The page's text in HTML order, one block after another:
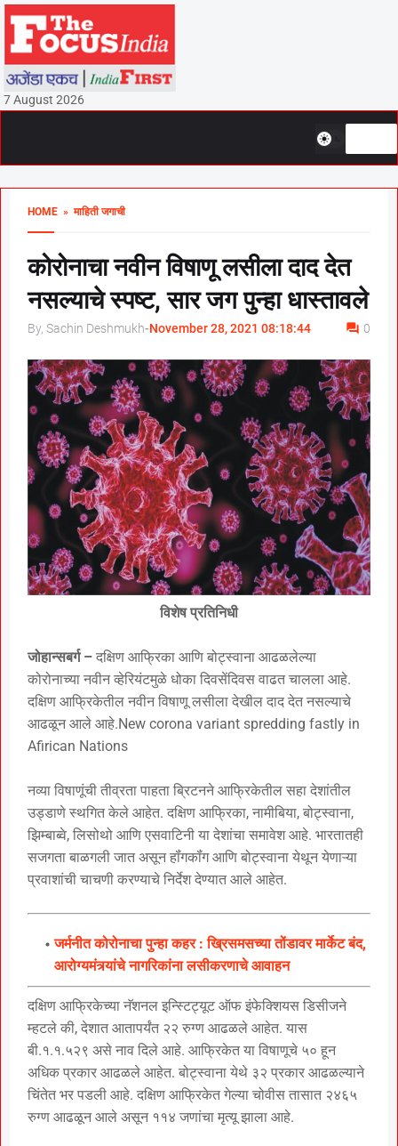
7 August 2026
HOME » माहिती जगाची
कोरोनाचा नवीन विषाणू लसीला दाद देत
नसल्याचे स्पष्ट, सार जग पुन्हा धास्तावले
By, Sachin Deshmukh-November 28, 2021 08:18:44 0
विशेष प्रतिनिधी
जोहान्सबर्ग – दक्षिण आफ्रिका आणि बोट्स्वाना आढळलेल्या
कोरोनाच्या नवीन व्हेरियंटमुळे धोका दिवसेंदिवस वाढत चालला आहे.
दक्षिण आफ्रिकेतील नवीन विषाणू लसीला देखील दाद देत नसल्याचे
आढळून आले आहे.New corona variant spredding fastly in
Afirican Nations
नव्या विषाणूंची तीव्रता पाहता ब्रिटनने आफ्रिकेतील सहा देशांतील
उड्डाणे स्थगित केले आहेत. दक्षिण आफ्रिका, नामीबिया, बोट्स्वाना,
झिम्बाब्वे, लिसोथो आणि एसवाटिनी या देशांचा समावेश आहे. भारतातही
सजगता बाळगली जात असून हॉंगकॉंग आणि बोट्स्वाना येथून येणाऱ्या
प्रवाशांची चाचणी करण्याचे निर्देश देण्यात आले आहेत.
जर्मनीत कोरोनाचा पुन्हा कहर : ख्रिसमसच्या तोंडावर मार्केट बंद,
आरोग्यमंत्र्यांचे नागरिकांना लसीकरणाचे आवाहन
दक्षिण आफ्रिकेच्या नॅशनल इन्स्टिट्यूट ऑफ इंफेक्शियस डिसीजने
म्हटले की, देशात आतापर्यंत २२ रुग्ण आढळले आहेत. यास
बी.१.१.५२९ असे नाव दिले आहे. आफ्रिकेत या विषाणूचे ५० हून
अधिक प्रकार आढळले आहेत. बोट्स्वाना येथे ३२ प्रकार आढळल्याने
चिंतेत भर पडली आहे. दक्षिण आफ्रिकेत गेल्या चोवीस तासात २४६५
रुग्ण आढळून आले असून ११४ जणांचा मृत्यू झाला आहे.